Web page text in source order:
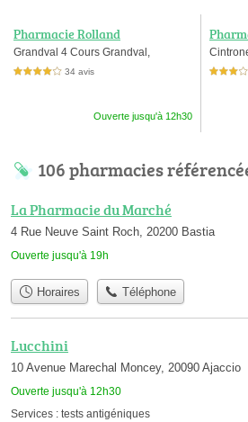
Pharmacie Rolland
Grandval 4 Cours Grandval,
4,0 étoiles sur 5 34 avis
Ouverte jusqu'à 12h30
3,0 étoiles
106 pharmacies
La Pharmacie du Marché
4 Rue Neuve Saint Roch, 20200 Bastia
Ouverte jusqu'à 19h
Horaires Téléphone
Lucchini
10 Avenue Marechal Moncey, 20090 Ajaccio
Ouverte jusqu'à 12h30
Services : tests antigéniques